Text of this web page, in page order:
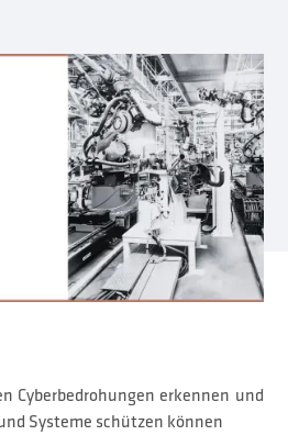
Cyberbedrohungen erkennen und
Systeme schützen können